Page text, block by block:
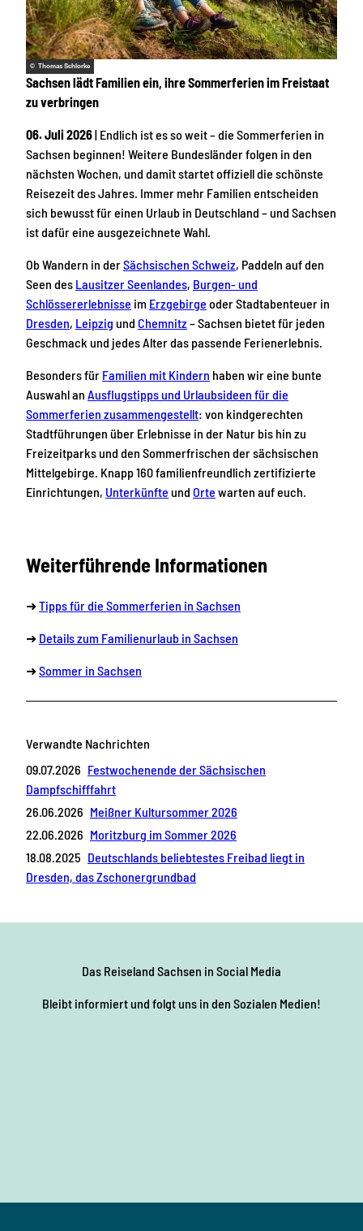
© Thomas Schlorke
Sachsen lädt Familien ein, ihre Sommerferien im Freistaat
zu verbringen
06. Juli 2026| Endlich ist es so weit – die Sommerferien in
Sachsen beginnen! Weitere Bundesländer folgen in den
nächsten Wochen, und damit startet offiziell die schönste
Reisezeit des Jahres. Immer mehr Familien entscheiden
sich bewusst für einen Urlaub in Deutschland – und Sachsen
ist dafür eine ausgezeichnete Wahl.
Ob Wandern in derSächsischen Schweiz, Paddeln auf den
Seen des Lausitzer Seenlandes, Burgen- und
Schlössererlebnisse im Erzgebirge oder Stadtabenteuer in
Dresden, Leipzig und Chemnitz – Sachsen bietet für jeden
Geschmack und jedes Alter das passende Ferienerlebnis.
Besonders für Familien mit Kindern haben wir eine bunte
Auswahl an Ausflugstipps und Urlaubsideen für die
Sommerferien zusammengestellt: von kindgerechten
Stadtführungen über Erlebnisse in der Natur bis hin zu
Freizeitparks und den Sommerfrischen der sächsischen
Mittelgebirge. Knapp 160 familienfreundlich zertifizierte
Einrichtungen, Unterkünfte und Orte warten auf euch.
Weiterführende Informationen
➜Tipps für die Sommerferien in Sachsen
➜ Details zum Familienurlaub in Sachsen
➜Sommer in Sachsen
Verwandte Nachrichten
09.07.2026 Festwochenende der Sächsischen
Dampfschifffahrt
26.06.2026 Meißner Kultursommer 2026
22.06.2026 Moritzburg im Sommer 2026
18.08.2025 Deutschlands beliebtestes Freibad liegt in
Dresden, das Zschonergrundbad
Das Reiseland Sachsen in Social Media
Bleibt informiert und folgt uns in den Sozialen Medien!
e
t
T
t
k